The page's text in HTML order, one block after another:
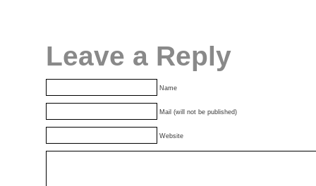
Leave a Reply
Name
Mail (will not be published)
Website